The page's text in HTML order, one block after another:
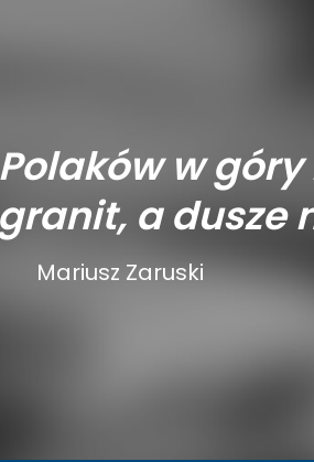
w
a dusze
Mariusz Zaruski